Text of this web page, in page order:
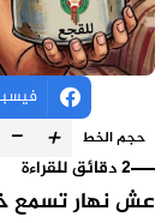
حجم الخط +
-
2 دقائق للقراءة
عش نهار تسمع